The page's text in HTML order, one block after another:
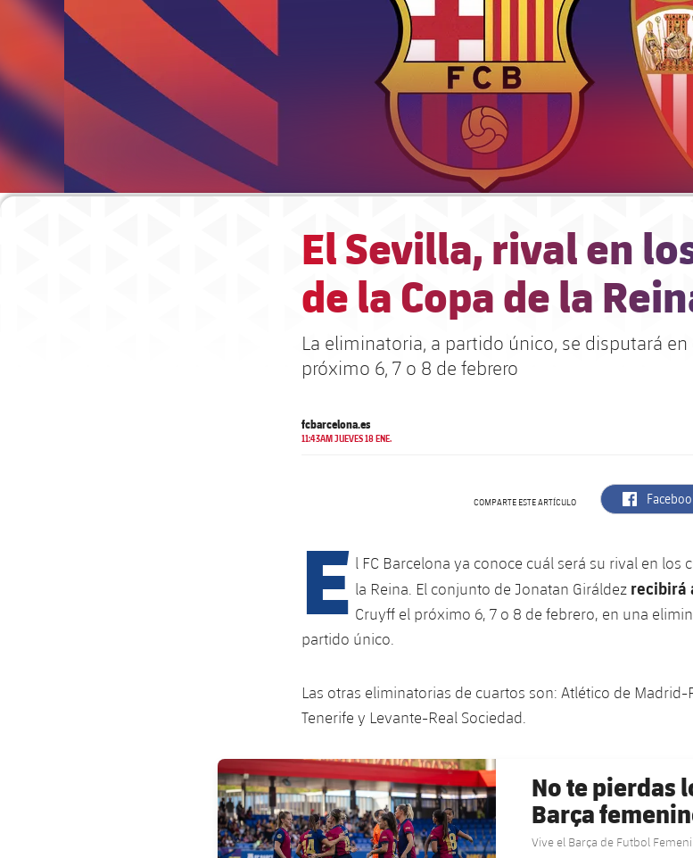
El Sevilla, rival en
de la Copa de la
La eliminatoria, a partido único, se disputará
próximo 6, 7 o 8 de febrero
fcbarcelona.es
11:43AM JUEVES 18 ENE.
COMPARTE ESTE ARTÍCULO
E l FC Barcelona ya conoce cuál será su rival en los
la Reina. El conjunto de Jonatan Giráldez recibirá
Cruyff el próximo 6, 7 o 8 de febrero, en una
partido único.
Las otras eliminatorias de cuartos son: Atlético de
Tenerife y Levante-Real Sociedad.
FC Barcelona club badge
No te pierdas
Barça
Vive el Barça de Futbol